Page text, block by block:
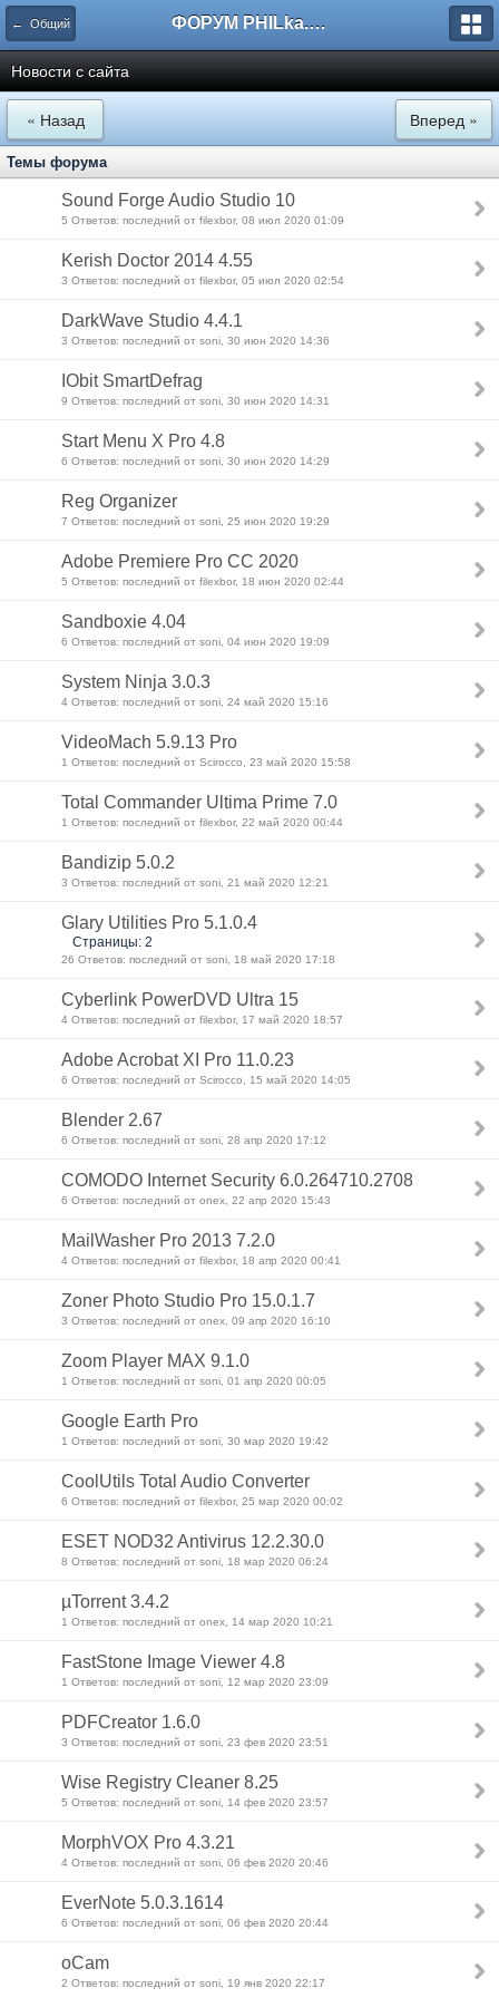
← Общий ФОРУМ PHILka.RU
Новости с сайта
« Назад Вперед »
Темы форума
Sound Forge Audio Studio 10
5 Ответов: последний от filexbor, 08 июл 2020 01:09
Kerish Doctor 2014 4.55
3 Ответов: последний от filexbor, 05 июл 2020 02:54
DarkWave Studio 4.4.1
3 Ответов: последний от soni, 30 июн 2020 14:36
IObit SmartDefrag
9 Ответов: последний от soni, 30 июн 2020 14:31
Start Menu X Pro 4.8
6 Ответов: последний от soni, 30 июн 2020 14:29
Reg Organizer
7 Ответов: последний от soni, 25 июн 2020 19:29
Adobe Premiere Pro CC 2020
5 Ответов: последний от filexbor, 18 июн 2020 02:44
Sandboxie 4.04
6 Ответов: последний от soni, 04 июн 2020 19:09
System Ninja 3.0.3
4 Ответов: последний от soni, 24 май 2020 15:16
VideoMach 5.9.13 Pro
1 Ответов: последний от Scirocco, 23 май 2020 15:58
Total Commander Ultima Prime 7.0
1 Ответов: последний от filexbor, 22 май 2020 00:44
Bandizip 5.0.2
3 Ответов: последний от soni, 21 май 2020 12:21
Glary Utilities Pro 5.1.0.4
Страницы: 2
26 Ответов: последний от soni, 18 май 2020 17:18
Cyberlink PowerDVD Ultra 15
4 Ответов: последний от filexbor, 17 май 2020 18:57
Adobe Acrobat XI Pro 11.0.23
6 Ответов: последний от Scirocco, 15 май 2020 14:05
Blender 2.67
6 Ответов: последний от soni, 28 апр 2020 17:12
COMODO Internet Security 6.0.264710.2708
6 Ответов: последний от onex, 22 апр 2020 15:43
MailWasher Pro 2013 7.2.0
4 Ответов: последний от filexbor, 18 апр 2020 00:41
Zoner Photo Studio Pro 15.0.1.7
3 Ответов: последний от onex, 09 апр 2020 16:10
Zoom Player MAX 9.1.0
1 Ответов: последний от soni, 01 апр 2020 00:05
Google Earth Pro
1 Ответов: последний от soni, 30 мар 2020 19:42
CoolUtils Total Audio Converter
6 Ответов: последний от filexbor, 25 мар 2020 00:02
ESET NOD32 Antivirus 12.2.30.0
8 Ответов: последний от soni, 18 мар 2020 06:24
µTorrent 3.4.2
1 Ответов: последний от onex, 14 мар 2020 10:21
FastStone Image Viewer 4.8
1 Ответов: последний от soni, 12 мар 2020 23:09
PDFCreator 1.6.0
3 Ответов: последний от soni, 23 фев 2020 23:51
Wise Registry Cleaner 8.25
5 Ответов: последний от soni, 14 фев 2020 23:57
MorphVOX Pro 4.3.21
4 Ответов: последний от soni, 06 фев 2020 20:46
EverNote 5.0.3.1614
6 Ответов: последний от soni, 06 фев 2020 20:44
oCam
2 Ответов: последний от soni, 19 янв 2020 22:17